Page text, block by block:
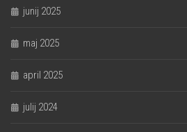
junij 2025
maj 2025
april 2025
julij 2024